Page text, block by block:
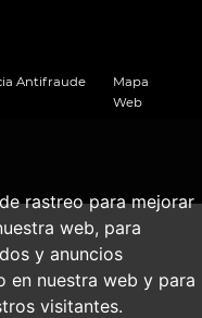
rastreo para mejorar
web, para
y anuncios
en nuestra web y para
visitantes.
Antifraude
Mapa
Web